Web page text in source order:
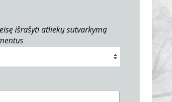
išrašyti atliekų sutvarkymą